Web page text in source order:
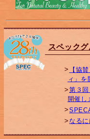
スペック
【協
ィ」を
第３
開催し
なる